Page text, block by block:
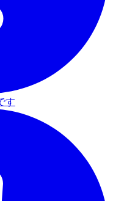
す